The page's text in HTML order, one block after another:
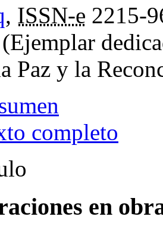
, ISSN-e 2215-
(Ejemplar
Paz y la
completo
en